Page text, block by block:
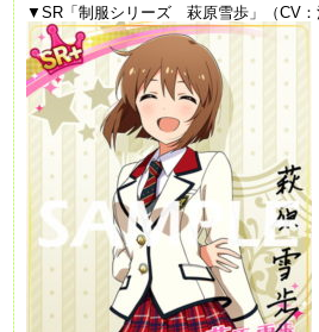
▼SR「制服シリーズ 萩原雪歩」（CV：